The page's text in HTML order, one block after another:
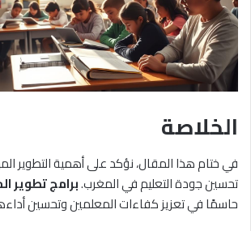
الخلاصة
في ختام هذا المقال، نؤكد على أهمية التطوير
تحسين جودة التعليم في المغرب.برامج تطوير
حاسمًا في تعزيز كفاءات المعلمين وتحسين